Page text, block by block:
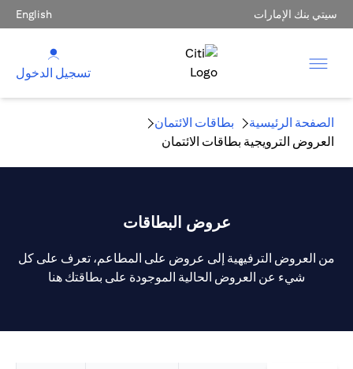
سيتي بنك الإمارات English
تسجيل الدخول
الصفحة الرئيسية
بطاقات الائتمان
العروض الترويجية بطاقات الائتمان
عروض البطاقات
من العروض الترفيهية إلى عروض على المطاعم، تعرف على كل
شيء عن العروض الحالية الموجودة على بطاقتك هنا